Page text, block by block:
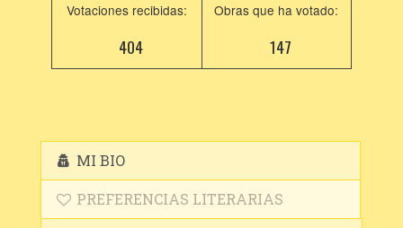
Votaciones recibidas:
404
Obras que ha votado:
147
MI BIO
PREFERENCIAS LITERARIAS